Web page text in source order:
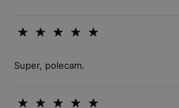
Super, polecam.